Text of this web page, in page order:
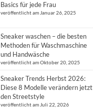
Basics für jede Frau
veröffentlicht am Januar 26, 2025
Sneaker waschen – die besten
Methoden für Waschmaschine
und Handwäsche
veröffentlicht am Oktober 20, 2025
Sneaker Trends Herbst 2026:
Diese 8 Modelle verändern jetzt
den Streetstyle
veröffentlicht am Juli 22, 2026